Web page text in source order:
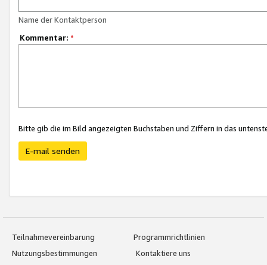
Name der Kontaktperson
Kommentar: *
Bitte gib die im Bild angezeigten Buchstaben und Ziffern in das
E-mail senden
Teilnahmevereinbarung
Programmrichtlinien
Nutzungsbestimmungen
Kontaktiere uns